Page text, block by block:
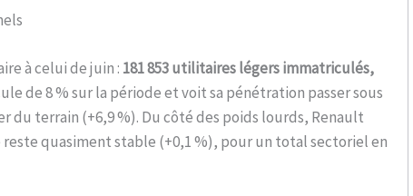
à celui de juin : 181 853 utilitaires légers immatriculés,
de 8 % sur la période et voit sa pénétration passer sous
du terrain (+6,9 %). Du côté des poids lourds, Renault
quasiment stable (+0,1 %), pour un total sectoriel en